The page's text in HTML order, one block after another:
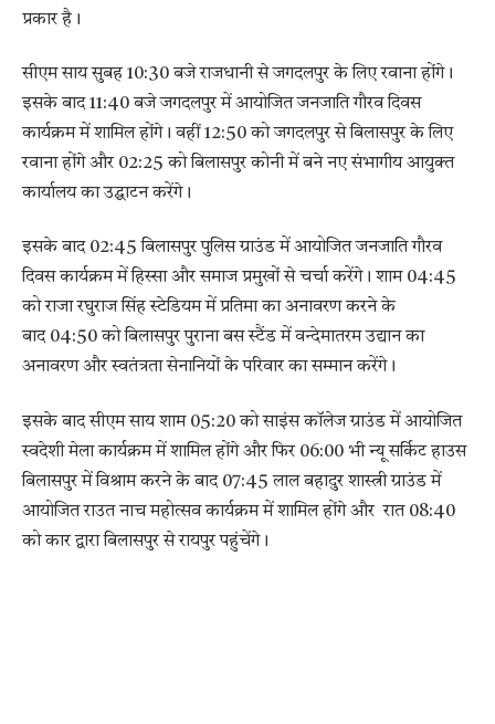
प्रकार है।
सीएम साय सुबह 10:30 बजे राजधानी से जगदलपुर के लिए रवाना होंगे।
इसके बाद 11:40 बजे जगदलपुर में आयोजित जनजाति गौरव दिवस
कार्यक्रम में शामिल होंगे। वहीं 12:50 को जगदलपुर से बिलासपुर के लिए
रवाना होंगे और 02:25 को बिलासपुर कोनी में बने नए संभागीय आयुक्त
कार्यालय का उद्घाटन करेंगे।
इसके बाद 02:45 बिलासपुर पुलिस ग्राउंड में आयोजित जनजाति गौरव
दिवस कार्यक्रम में हिस्सा और समाज प्रमुखों से चर्चा करेंगे। शाम 04:45
को राजा रघुराज सिंह स्टेडियम में प्रतिमा का अनावरण करने के
बाद 04:50 को बिलासपुर पुराना बस स्टैंड में वन्देमातरम उद्यान का
अनावरण और स्वतंत्रता सेनानियों के परिवार का सम्मान करेंगे।
इसके बाद सीएम साय शाम 05:20 को साइंस कॉलेज ग्राउंड में आयोजित
स्वदेशी मेला कार्यक्रम में शामिल होंगे और फिर 06:00 भी न्यू सर्किट हाउस
बिलासपुर में विश्राम करने के बाद 07:45 लाल बहादुर शास्त्री ग्राउंड में
आयोजित राउत नाच महोत्सव कार्यक्रम में शामिल होंगे और रात 08:40
को कार द्वारा बिलासपुर से रायपुर पहुंचेंगे।